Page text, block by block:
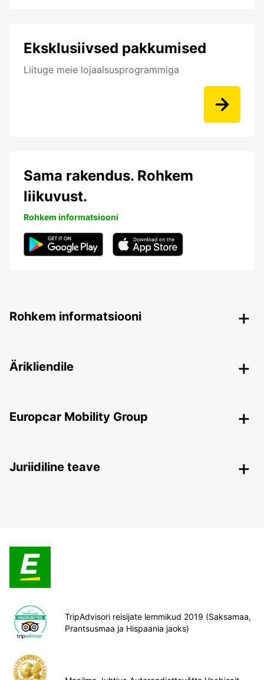
Eksklusiivsed pakkumised
Liituge meie lojaalsusprogrammiga
Sama rakendus. Rohkem
liikuvust.
Rohkem informatsiooni
Rohkem informatsiooni
Ärikliendile
Europcar Mobility Group
Juriidiline teave
TripAdvisori reisijate lemmikud 2019 (Saksamaa,
Prantsusmaa ja Hispaania jaoks)